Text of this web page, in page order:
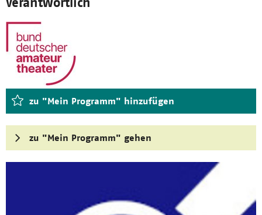
zu "Mein Programm" hinzufügen
zu "Mein Programm" gehen